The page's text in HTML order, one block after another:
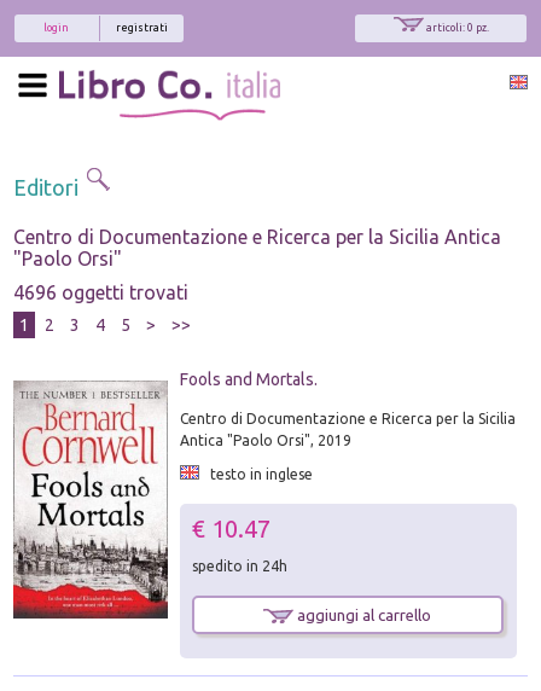
articoli: 0 pz.
registrati
login
Editori
Centro di Documentazione e Ricerca per la Sicilia Antica
"Paolo Orsi"
4696 oggetti trovati
1 2 3 4 5 > >>
Fools and Mortals.
Centro di Documentazione e Ricerca per la Sicilia
Antica "Paolo Orsi", 2019
testo in inglese
€ 10.47
spedito in 24h
aggiungi al carrello